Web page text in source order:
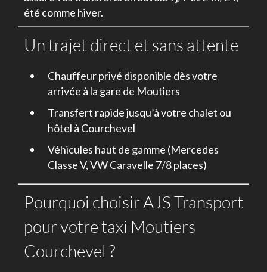
été comme hiver.
Un trajet direct et sans attente
Chauffeur privé disponible dès votre
arrivée à la gare de Moutiers
Transfert rapide jusqu’à votre chalet ou
hôtel à Courchevel
Véhicules haut de gamme (Mercedes
Classe V, VW Caravelle 7/8 places)
Pourquoi choisir AJS Transport
pour votre taxi Moutiers
Courchevel ?